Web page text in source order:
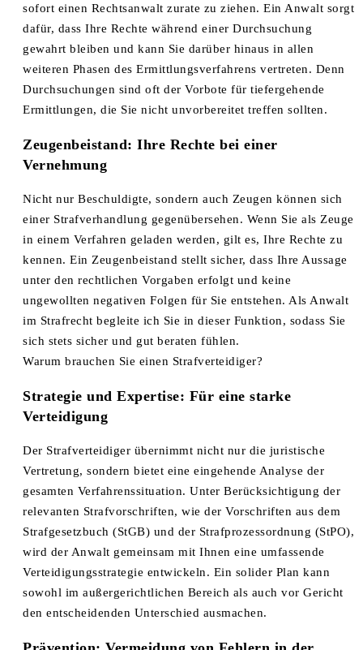
sofort einen Rechtsanwalt zurate zu ziehen. Ein Anwalt sorgt
dafür, dass Ihre Rechte während einer Durchsuchung
gewahrt bleiben und kann Sie darüber hinaus in allen
weiteren Phasen des Ermittlungsverfahrens vertreten. Denn
Durchsuchungen sind oft der Vorbote für tiefergehende
Ermittlungen, die Sie nicht unvorbereitet treffen sollten.
Zeugenbeistand: Ihre Rechte bei einer
Vernehmung
Nicht nur Beschuldigte, sondern auch Zeugen können sich
einer Strafverhandlung gegenübersehen. Wenn Sie als Zeuge
in einem Verfahren geladen werden, gilt es, Ihre Rechte zu
kennen. Ein Zeugenbeistand stellt sicher, dass Ihre Aussage
unter den rechtlichen Vorgaben erfolgt und keine
ungewollten negativen Folgen für Sie entstehen. Als Anwalt
im Strafrecht begleite ich Sie in dieser Funktion, sodass Sie
sich stets sicher und gut beraten fühlen.
Warum brauchen Sie einen Strafverteidiger?
Strategie und Expertise: Für eine starke
Verteidigung
Der Strafverteidiger übernimmt nicht nur die juristische
Vertretung, sondern bietet eine eingehende Analyse der
gesamten Verfahrenssituation. Unter Berücksichtigung der
relevanten Strafvorschriften, wie der Vorschriften aus dem
Strafgesetzbuch (StGB) und der Strafprozessordnung (StPO),
wird der Anwalt gemeinsam mit Ihnen eine umfassende
Verteidigungsstrategie entwickeln. Ein solider Plan kann
sowohl im außergerichtlichen Bereich als auch vor Gericht
den entscheidenden Unterschied ausmachen.